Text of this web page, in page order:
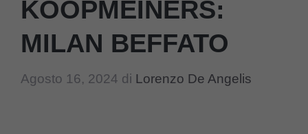
KOOPMEINERS:
MILAN BEFFATO
Agosto 16, 2024 di Lorenzo De Angelis